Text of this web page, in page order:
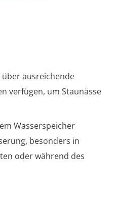
ausreichende
verfügen, um Staunässe
Wasserspeicher
besonders in
oder während des